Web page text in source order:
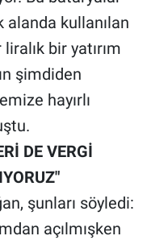
alanda kullanılan
bir yatırım
şimdiden
hayırlı
DE VERGİ
şunları söyledi:
açılmışken